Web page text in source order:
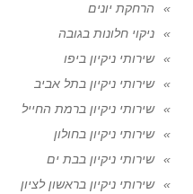
הרחקת יונים
ניקוי חלונות בגובה
שירותי ניקיון ביפו
שירותי ניקיון בתל אביב
שירותי ניקיון ברמת החייל
שירותי ניקיון בחולון
שירותי ניקיון בבת ים
שירותי ניקיון בראשון לציון